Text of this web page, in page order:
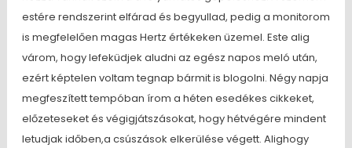
estére rendszerint elfárad és begyullad, pedig a monitorom
is megfelelően magas Hertz értékeken üzemel. Este alig
várom, hogy lefeküdjek aludni az egész napos meló után,
ezért képtelen voltam tegnap bármit is blogolni. Négy napja
megfeszített tempóban írom a héten esedékes cikkeket,
előzeteseket és végigjátszásokat, hogy hétvégére mindent
letudjak időben,a csúszások elkerülése végett. Alighogy